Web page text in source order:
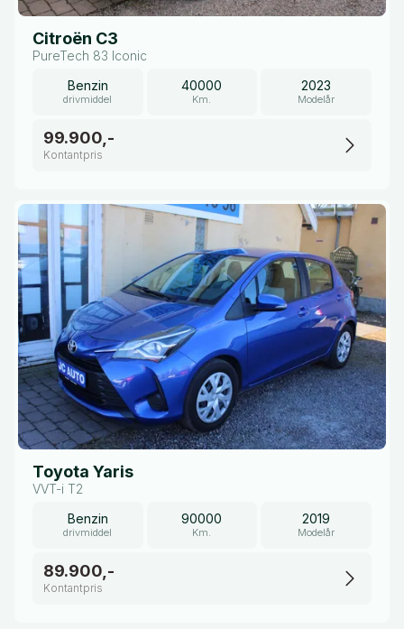
Citroën C3
PureTech 83 Iconic
Benzin
drivmiddel
40000
Km.
2023
Modelår
99.900,-
Kontantpris
Toyota Yaris
VVT-i T2
Benzin
drivmiddel
90000
Km.
2019
Modelår
89.900,-
Kontantpris